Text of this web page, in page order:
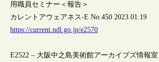
用職員セミナー＜報告＞
カレントアウェアネス-E No.450 2023.01.19
https://current.ndl.go.jp/e2570
E2522 – 大阪中之島美術館アーカイブズ情報室